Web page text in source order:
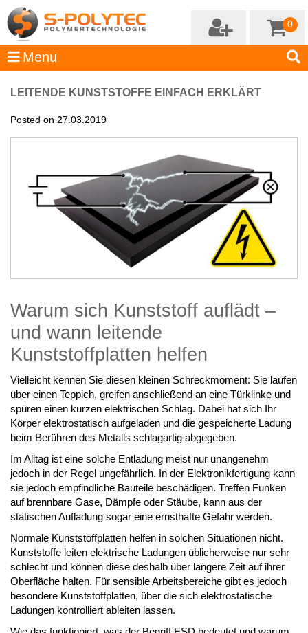
0
LEITENDE KUNSTSTOFFE EINFACH ERKLÄRT
Posted on 27.03.2019
Warum sich Kunststoff auflädt –
und wann leitende
Kunststoffplatten helfen
Vielleicht kennen Sie diesen kleinen Schreckmoment: Sie laufen
über einen Teppich, greifen anschließend an eine Türklinke und
spüren einen kurzen elektrischen Schlag. Dabei hat sich Ihr
Körper elektrostatisch aufgeladen und die gespeicherte Ladung
beim Berühren des Metalls schlagartig abgegeben.
Im Alltag ist eine solche Entladung meist nur unangenehm
jedoch in der Regel ungefährlich. In der Elektronikfertigung kann
sie jedoch empfindliche Bauteile beschädigen. Treffen Funken
auf brennbare Gase, Dämpfe oder Stäube, kann aus der
statischen Aufladung sogar eine ernsthafte Gefahr werden.
Normale Kunststoffplatten helfen in solchen Situationen nicht.
Kunststoffe leiten elektrische Ladungen üblicherweise nur sehr
schlecht und können diese deshalb über längere Zeit auf ihrer
Oberfläche halten. Für sensible Arbeitsbereiche gibt es jedoch
besondere Kunststoffplatten, über die sich elektrostatische
Ladungen kontrolliert ableiten lassen.